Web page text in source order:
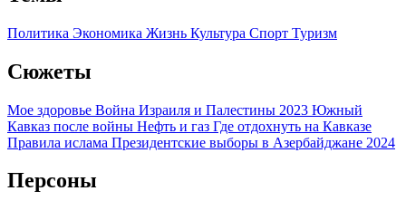
Политика Экономика Жизнь Культура Спорт Туризм
Сюжеты
Мое здоровье Война Израиля и Палестины 2023 Южный
Кавказ после войны Нефть и газ Где отдохнуть на Кавказе
Правила ислама Президентские выборы в Азербайджане 2024
Персоны